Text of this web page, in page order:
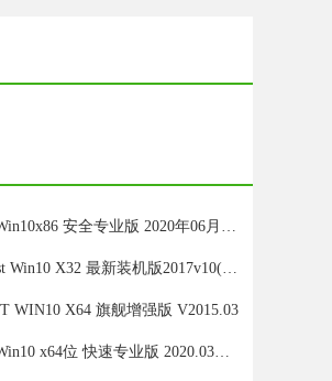
电脑公司Ghost Win10x86 安全专业版 2020年06月(绝对激活)
技术员联盟Ghost Win10 X32 最新装机版2017v10(自动激活)
WIN10 X64 旗舰增强版 V2015.03
番茄花园Ghost Win10 x64位 快速专业版 2020.03月(自动激活)